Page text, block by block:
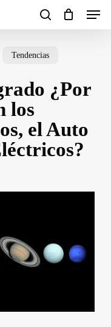
search
Menu
Close
Tendencias
¿Por
los
el Auto